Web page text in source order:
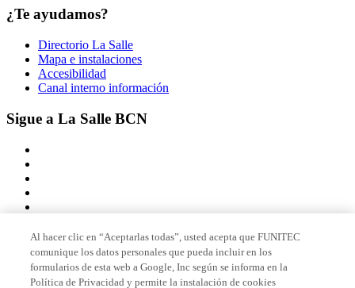
¿Te ayudamos?
Directorio La Salle
Mapa e instalaciones
Accesibilidad
Canal interno información
Sigue a La Salle BCN
Miembro de
Al hacer clic en “Aceptarlas todas”, usted acepta que FUNITEC
comunique los datos personales que pueda incluir en los
formularios de esta web a Google, Inc según se informa en la
Política de Privacidad y permite la instalación de cookies